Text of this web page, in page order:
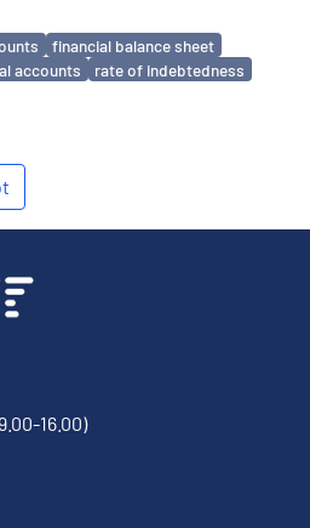
financial balance sheet
accounts
rate of indebtedness
16.00)